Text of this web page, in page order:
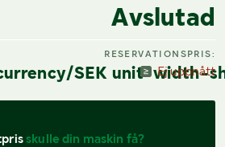
Avslutad
SEK unit-width-
RESERVATIONSPRIS:
Ej uppnått
skulle din maskin få?